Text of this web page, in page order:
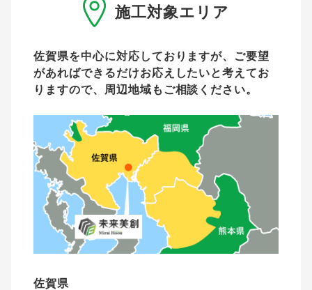
施工対象エリア
佐賀県を中心に対応しておりますが、ご要望
があればできるだけお応えしたいと考えてお
りますので、周辺地域もご相談ください。
佐賀県